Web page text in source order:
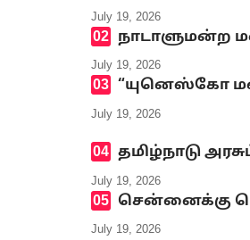
July 19, 2026
நாடாளுமன்ற
July 19, 2026
“யுனெஸ்கோ
July 19, 2026
தமிழ்நாடு
July 19, 2026
சென்னைக்கு
July 19, 2026